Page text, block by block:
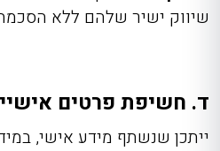
שיווק ישיר שלהם ללא
ד. חשיפת פרטים
ייתכן שנשתף מידע אישי,